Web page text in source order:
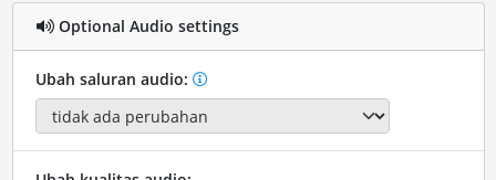
Optional Audio settings
Ubah saluran audio: